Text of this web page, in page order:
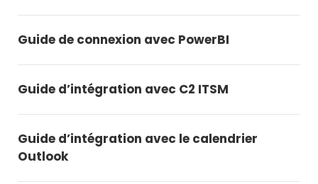
Guide de connexion avec PowerBI
Guide d’intégration avec C2 ITSM
Guide d’intégration avec le calendrier
Outlook